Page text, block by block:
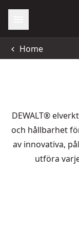
Home
DEWALT®
och hållbarhet
av innovativa,
utföra